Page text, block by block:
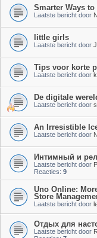
Smarter Ways
Laatste bericht door
little girls
Laatste bericht door
Tips voor korte
Laatste bericht door
De digitale
Laatste bericht door
An Irresistible
Laatste bericht door
Интимный и
Laatste bericht door
Reacties: 9
Uno Online:
Store
Laatste bericht door
Отдых для
Laatste bericht door